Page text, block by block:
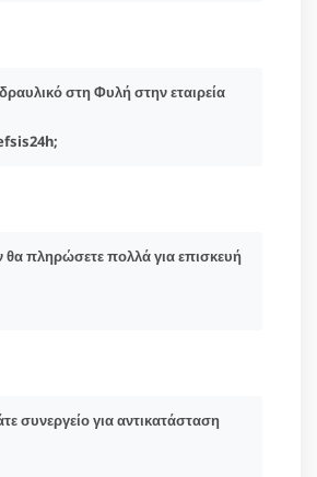
στη Φυλή στην εταιρεία
θα πληρώσετε πολλά για επισκευή
συνεργείο για αντικατάσταση